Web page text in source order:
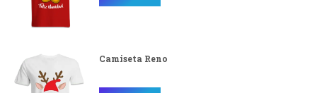
Camiseta Reno